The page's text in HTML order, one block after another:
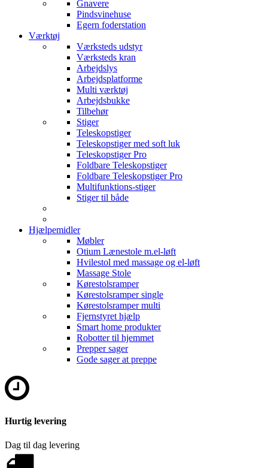
Gnavere
Pindsvinehuse
Egern foderstation
Værktøj
Værksteds udstyr
Værksteds kran
Arbejdslys
Arbejdsplatforme
Multi værktøj
Arbejdsbukke
Tilbehør
Stiger
Teleskopstiger
Teleskopstiger med soft luk
Teleskopstiger Pro
Foldbare Teleskopstiger
Foldbare Teleskopstiger Pro
Multifunktions-stiger
Stiger til både
Hjælpemidler
Møbler
Otium Lænestole m.el-løft
Hvilestol med massage og el-løft
Massage Stole
Kørestolsramper
Kørestolsramper single
Kørestolsramper multi
Fjernstyret hjælp
Smart home produkter
Robotter til hjemmet
Prepper sager
Gode sager at preppe
Hurtig levering
Dag til dag levering